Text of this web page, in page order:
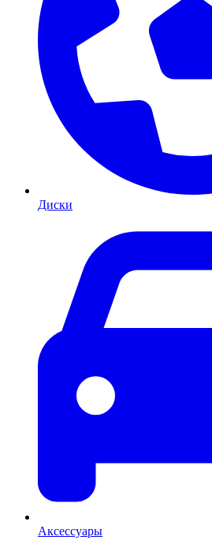
Диски
Аксессуары